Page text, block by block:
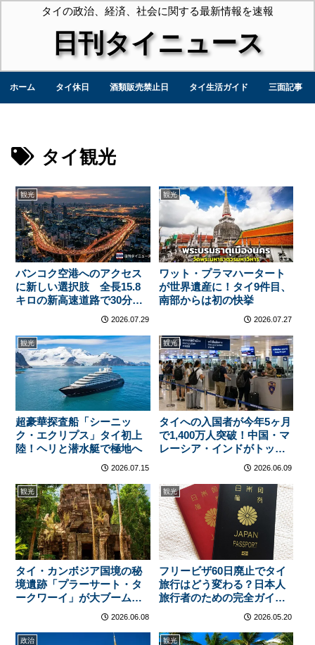
タイの政治、経済、社会に関する最新情報を速報
日刊タイニュース
ホーム タイ休日 酒類販売禁止日 タイ生活ガイド 三面記事
タイ観光
観光
バンコク空港へのアクセス
に新しい選択肢 全長15.8
キロの新高速道路で30分短
縮 シーナカリン線は通行
料60バーツで得か損か？
2026.07.29
観光
ワット・プラマハータート
が世界遺産に！タイ9件目、
南部からは初の快挙
2026.07.27
観光
超豪華探査船「シーニッ
ク・エクリプス」タイ初上
陸！ヘリと潜水艇で極地へ
2026.07.15
観光
タイへの入国者が今年5ヶ月
で1,400万人突破！中国・マ
レーシア・インドがトップ3
2026.06.09
観光
タイ・カンボジア国境の秘
境遺跡「プラーサート・タ
ークワーイ」が大ブーム！
観光客殺到で周辺ビジネス
2026.06.08
観光
フリービザ60日廃止でタイ
旅行はどう変わる？日本人
旅行者のための完全ガイド
2026.05.20
政治 観光